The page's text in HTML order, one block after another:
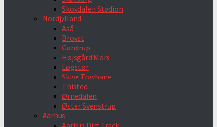
Skovdalen Stadion
Nordjylland
Aså
Brovst
Gandrup
Højsgård Mors
Løgstør
Skive Travbane
Thisted
Ørnedalen
Øster Svenstrup
Aarhus
Aarhus Dirt Track